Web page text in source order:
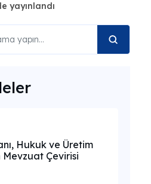
yayınlandı
Hukuk ve Üretim
Çevirisi